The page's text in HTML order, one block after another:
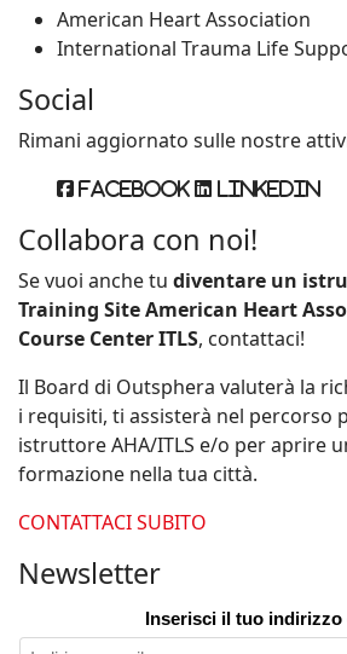
American Heart Association
International Trauma Life
Social
Rimani aggiornato sulle nostre
Facebook Linkedin
Collabora con noi!
Se vuoi anche tu diventare un
Training Site American Heart
Course Center ITLS, contattaci!
Il Board di Outsphera valuterà la
i requisiti, ti assisterà nel percorso
istruttore AHA/ITLS e/o per aprire
formazione nella tua città.
CONTATTACI SUBITO
Newsletter
Inserisci il tuo indirizzo